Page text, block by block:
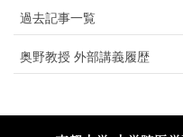
過去記事一覧
奥野教授 外部講義履歴